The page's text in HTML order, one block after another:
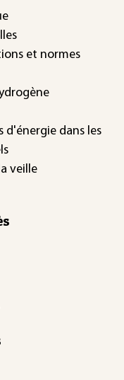
et normes
dans les
veille